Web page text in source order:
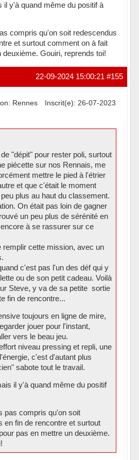
il y'à quand même du positif à
compris qu'on soit redescendus
et surtout comment on à fait
deuxième. Gouiri, reprends toi!
#155
22-09-2024 15:00:21
Rennes
Inscrit(e): 26-07-2023
"dépit" pour rester poli, surtout
piécette sur nos Rennais, me
mettre le pied à l'étrier
et que c'était le moment
plus au haut du classement.
On était pas loin de gagner
un peu plus de sérénité en
à se rassurer sur ce
remplir cette mission, avec un
c'est pas l'un des déf qui y
ou de son petit cadeau. Voilà
Steve, y va de sa petite sortie
fin de rencontre...
toujours en ligne de mire,
jouer pour l'instant,
vers le beau jeu.
niveau pressing et repli, une
c'est d'autant plus
sabote tout le travail.
il y'à quand même du positif
pas compris qu'on soit
en fin de rencontre et surtout
pas en mettre un deuxième.